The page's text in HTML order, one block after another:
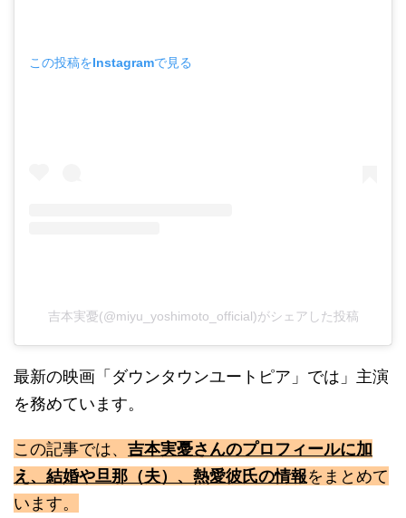
この投稿をInstagramで見る
吉本実憂(@miyu_yoshimoto_official)がシェアした投稿
最新の映画「ダウンタウンユートピア」では」主演
を務めています。
この記事では、 吉本実憂さんのプロフィールに加
え、結婚や旦那（夫）、熱愛彼氏の情報をまとめて
います。